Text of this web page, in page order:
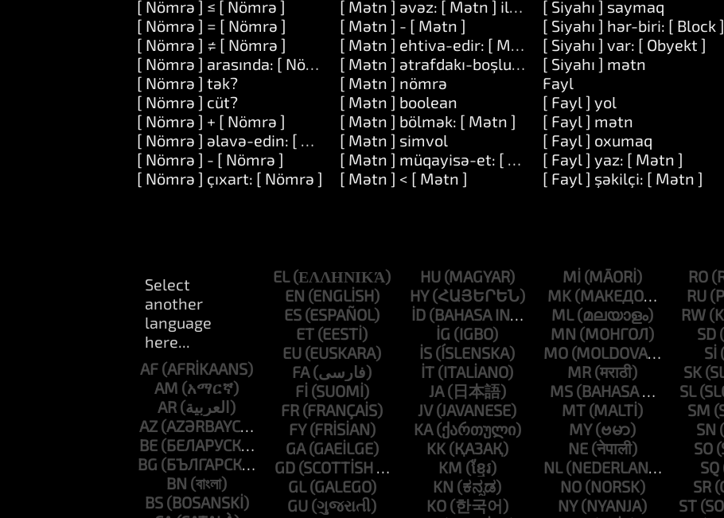
[ Nömrə ] ≤ [ Nömrə ]
[ Nömrə ] = [ Nömrə ]
[ Nömrə ] ≠ [ Nömrə ]
[ Nömrə ] arasında: [ Nömrə ] və: [ Nömrə ]
[ Nömrə ] tək?
[ Nömrə ] cüt?
[ Nömrə ] + [ Nömrə ]
[ Nömrə ] əlavə-edin: [ Nömrə ]
[ Nömrə ] - [ Nömrə ]
[ Nömrə ] çıxart: [ Nömrə ]
[ Mətn ] əvəz: [ Mətn ] ilə: [ Mətn ]
[ Mətn ] - [ Mətn ]
[ Mətn ] ehtiva-edir: [ Mətn ]
[ Mətn ] ətrafdakı-boşluqları-çıxarın
[ Mətn ] nömrə
[ Mətn ] boolean
[ Mətn ] bölmək: [ Mətn ]
[ Mətn ] simvol
[ Mətn ] müqayisə-et: [ Mətn ]
[ Mətn ] < [ Mətn ]
[ Siyahı ] saymaq
[ Siyahı ] hər-biri: [ Block ]
[ Siyahı ] var: [ Obyekt ]
[ Siyahı ] mətn
Fayl
[ Fayl ] yol
[ Fayl ] mətn
[ Fayl ] oxumaq
[ Fayl ] yaz: [ Mətn ]
[ Fayl ] şəkilçi: [ Mətn ]
AF
AM
AR
AZ
BE
BG
BN
BS
EL
EN
ES
ET
EU
FA
FI
FR
FY
GA
GD
GL
GU
HU
HY
ID
IG
IS
IT
JA
JV
KA
KK
KM
KN
KO
MI
MK
ML
MN
MO
MR
MS
MT
MY
NE
NL
NO
NY
RO
RU
RW
SD
SI
SK
SL
SM
SN
SO
SQ
SR
ST